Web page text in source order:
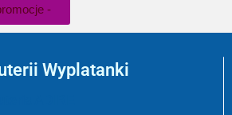
-
Wyplatanki